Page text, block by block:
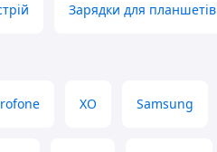
Зарядки для планшетів
XO Samsung